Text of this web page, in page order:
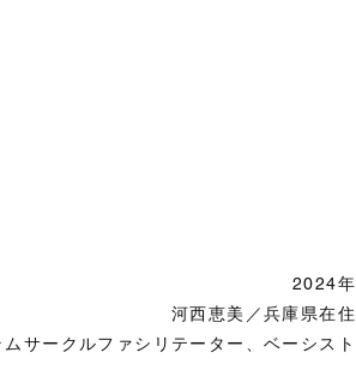
2024年
河西恵美／兵庫県在住
サークルファシリテーター、ベーシスト